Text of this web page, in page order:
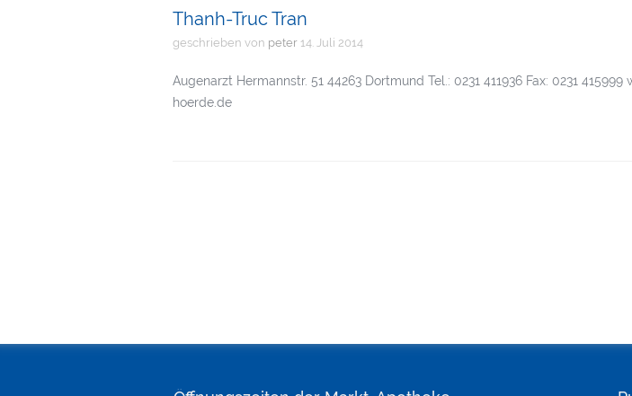
Thanh-Truc Tran
geschrieben von peter 14. Juli 2014
Augenarzt Hermannstr. 51 44263 Dortmund Tel.: 0231 411936 Fax: 0231 415999
hoerde.de